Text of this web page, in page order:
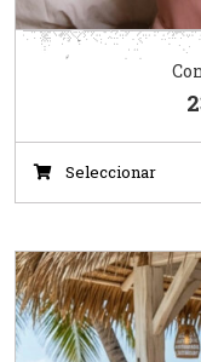
Seleccionar